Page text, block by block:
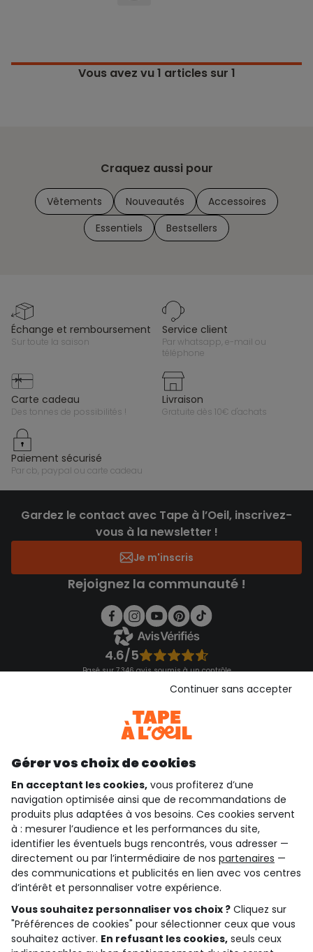
Vous avez vu1 articles sur 1
Craquez aussi pour
Vêtements Nouveautés
Accessoires
Essentiels
Bestsellers
échange et remboursement
sur toute la saison
service client
par whatsapp, e-mail ou
téléphone
carte cadeau
des tonnes de possibilités !
livraison
gratuite dès 10€ d'achats
paiement sécurisé
par cb, paypal ou carte cadeau
Gardez le contact avec Tape à l’Oeil, inscrivez-
vous à la newsletter !
Je m'inscris
Rejoignez la communauté !
4.6/5
Basé sur 7 346 avis soumis à un contrôle
Consulter les CGU
qui sommes-nous ?
besoin d'aide ?
le club fidélité
notre catalogue
Gérer vos choix de cookies
En acceptant les cookies, vous profiterez d’une
navigation optimisée ainsi que de recommandations de
produits plus adaptées à vos besoins. Ces cookies servent
à : mesurer l’audience et les performances du site,
identifier les éventuels bugs rencontrés, vous adresser —
directement ou par l’intermédiaire de nos partenaires —
des communications et publicités en lien avec vos centres
d’intérêt et personnaliser votre expérience.
Vous souhaitez personnaliser vos choix ? Cliquez sur
"Préférences de cookies" pour sélectionner ceux que vous
souhaitez activer. En refusant les cookies, seuls ceux
Continuer sans accepter